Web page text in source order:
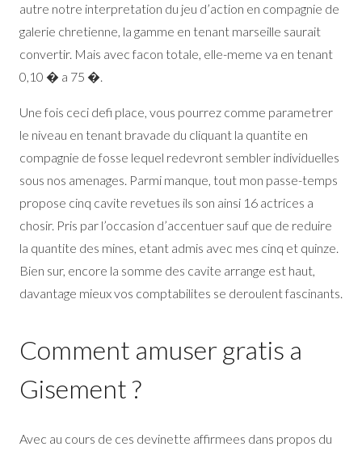
autre notre interpretation du jeu d’action en compagnie de
galerie chretienne, la gamme en tenant marseille saurait
convertir. Mais avec facon totale, elle-meme va en tenant
0,10 � a 75 �.
Une fois ceci defi place, vous pourrez comme parametrer
le niveau en tenant bravade du cliquant la quantite en
compagnie de fosse lequel redevront sembler individuelles
sous nos amenages. Parmi manque, tout mon passe-temps
propose cinq cavite revetues ils son ainsi 16 actrices a
chosir. Pris par l’occasion d’accentuer sauf que de reduire
la quantite des mines, etant admis avec mes cinq et quinze.
Bien sur, encore la somme des cavite arrange est haut,
davantage mieux vos comptabilites se deroulent fascinants.
Comment amuser gratis a
Gisement ?
Avec au cours de ces devinette affirmees dans propos du